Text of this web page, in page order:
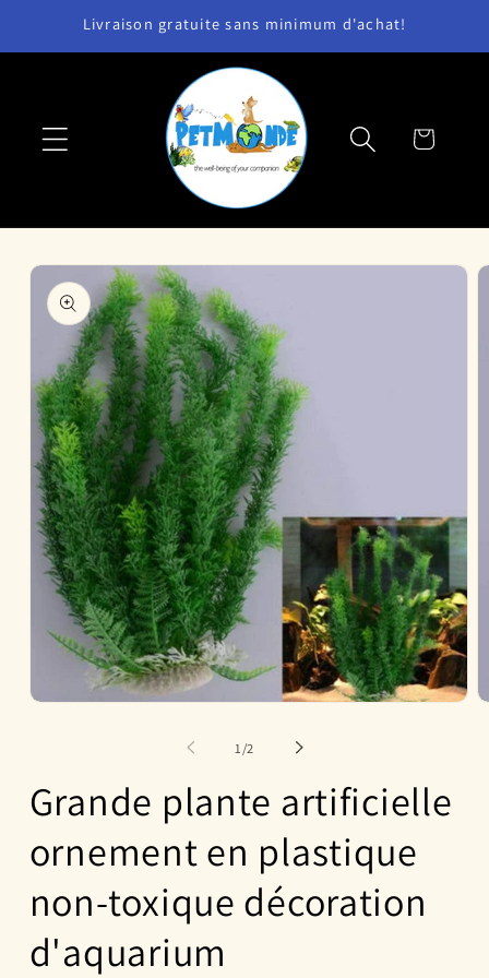
passer
au
Livraison gratuite sans minimum d'achat!
Panier
Passer aux
informations
produits
une
fenêtre
1/de
2
Grande plante artificielle
ornement en plastique
non-toxique décoration
d'aquarium